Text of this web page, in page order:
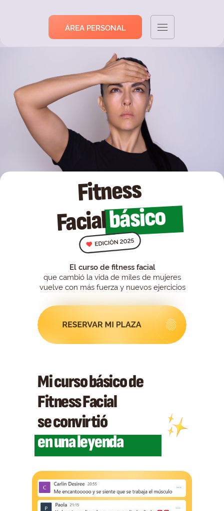
ÁREA PERSONAL
Fitness
Facialbásico
El curso de fitness facial
que cambió la vida de miles de mujeres
vuelve con más fuerza y nuevos ejercicios
Mi curso básico de
Fitness Facial
se convirtió
en una leyenda